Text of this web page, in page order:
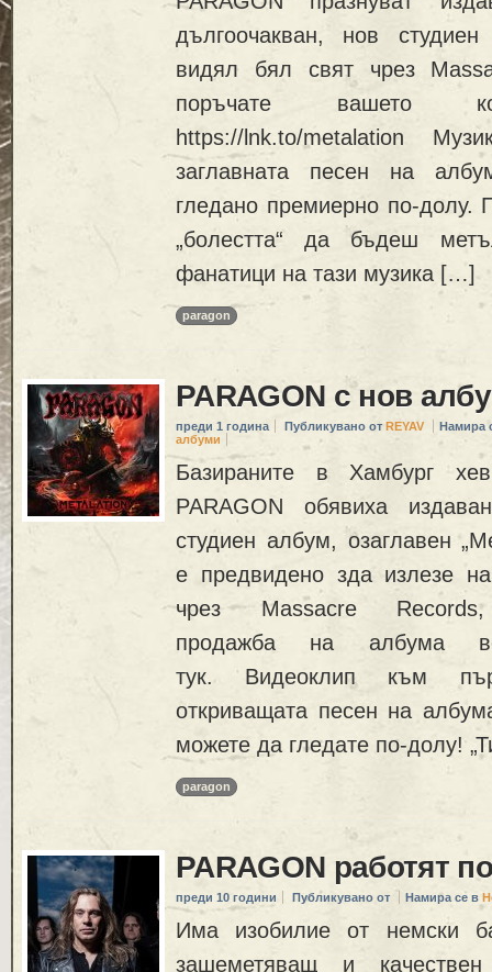
дългоочакван, нов
видял бял свят чрез
поръчате вашето
https://lnk.to/metalation
заглавната песен на
гледано премиерно по-долу.
„болестта“ да бъдеш
фанатици на тази музика […]
paragon
PARAGON с нов
преди 1 година Публикувано от REYAV
Намира
албуми
Базираните в Хамбург
PARAGON обявиха
студиен албум, озаглавен
е предвидено зда излезе
чрез Massacre Records,
продажба на албума
тук. Видеоклип към
откриващата песен на
можете да гледате по-долу!
paragon
PARAGON работят
преди 10 години Публикувано от Намира се в
Има изобилие от немски
зашеметяващ и